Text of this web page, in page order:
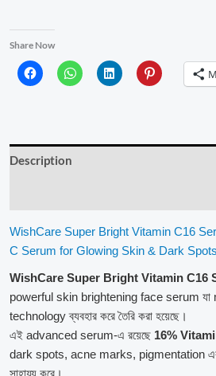
Share Now
Description
WishCare Super Bright Vitamin C16
C Serum for Glowing Skin & Dark
WishCare Super Bright Vitamin C16
powerful skin brightening face serum
technology ব্যবহার করে তৈরি করা হয়েছে।
এই advanced serum-এ রয়েছে 16%
dark spots, acne marks, pigmentation
সাহায্য করে।